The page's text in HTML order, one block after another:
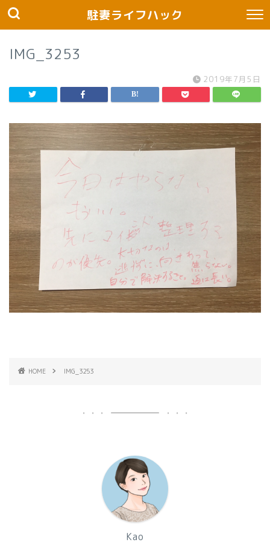
駐妻ライフハック
IMG_3253
2019年7月5日
HOME IMG_3253
Kao